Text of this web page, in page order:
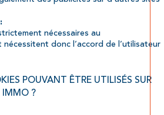
nécessaires au
donc l’accord de l’utilisateur
POUVANT ÊTRE UTILISÉS SUR
IMMO ?